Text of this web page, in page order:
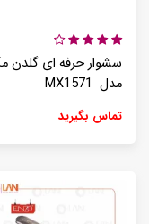
سشوار حرفه ای
مدل MX1571
تماس بگیرید